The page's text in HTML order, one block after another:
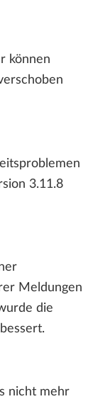
können
3.11.8
Meldungen
die
nicht mehr